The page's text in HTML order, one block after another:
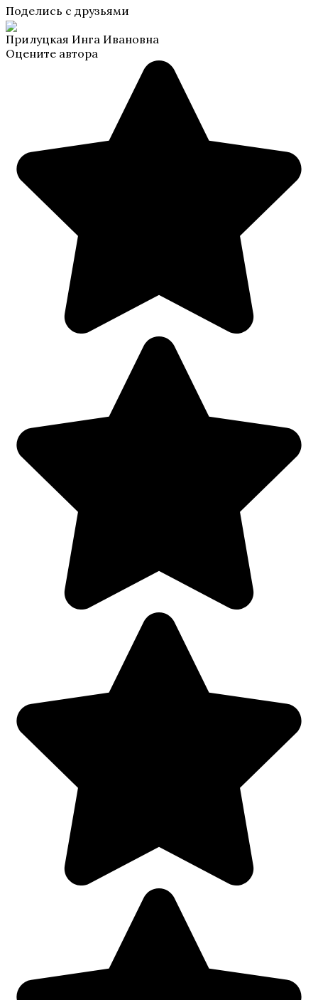
Поделись с друзьями
Прилуцкая Инга Ивановна
Оцените автора